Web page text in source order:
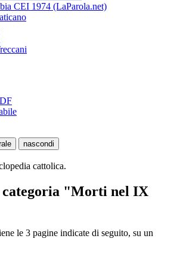
CEI 1974 (LaParola.net)
nascondi
cattolica.
"Morti nel IX
le 3 pagine indicate di seguito, su un